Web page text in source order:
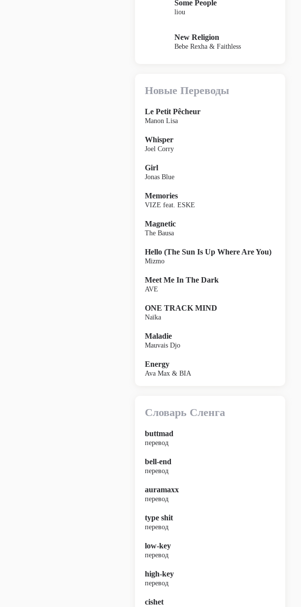
Some People
liou
New Religion
Bebe Rexha & Faithless
Новые Переводы
Le Petit Pêcheur
Manon Lisa
Whisper
Joel Corry
Girl
Jonas Blue
Memories
VIZE feat. ESKE
Magnetic
The Bausa
Hello (The Sun Is Up Where Are You)
Mizmo
Meet Me In The Dark
AVE
ONE TRACK MIND
Naïka
Maladie
Mauvais Djo
Energy
Ava Max & BIA
Словарь Сленга
buttmad
перевод
bell-end
перевод
auramaxx
перевод
type shit
перевод
low-key
перевод
high-key
перевод
cishet